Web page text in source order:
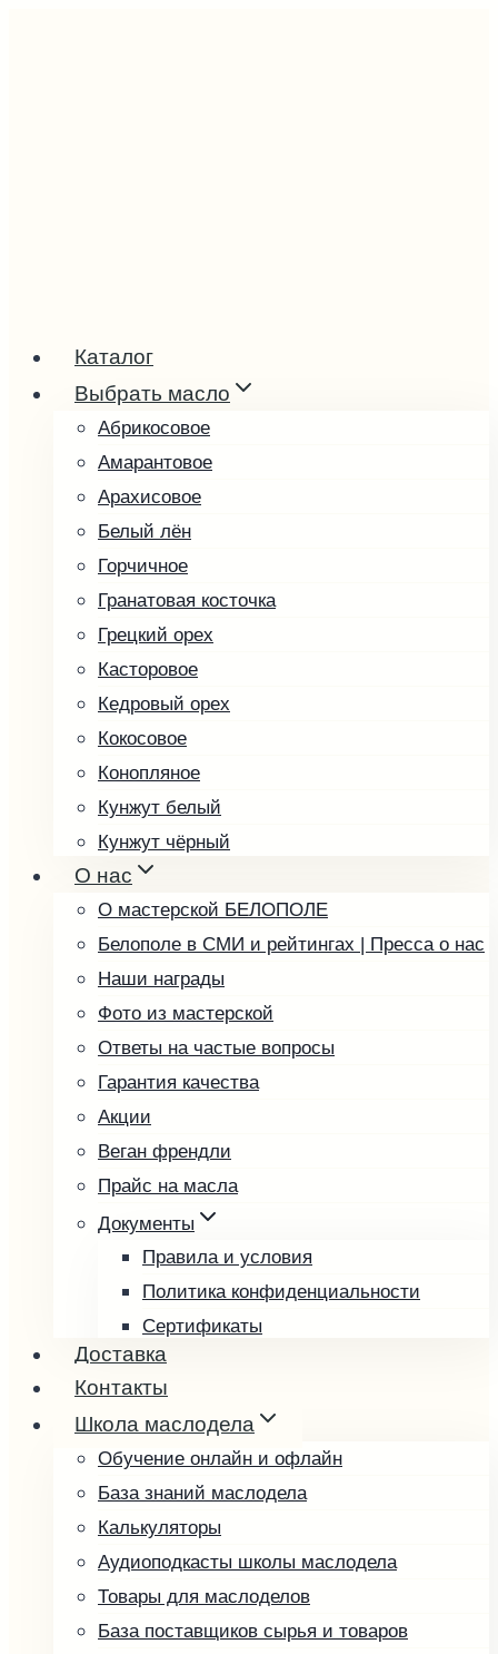
Каталог
Выбрать масло
Абрикосовое
Амарантовое
Арахисовое
Белый лён
Горчичное
Гранатовая косточка
Грецкий орех
Касторовое
Кедровый орех
Кокосовое
Конопляное
Кунжут белый
Кунжут чёрный
Льняное
Маковое
Миндальное
Облепиховое
Подсолнечное
Расторопша
Редечное
Рыжиковое
Тыквенное
Фундучное
Чиа
Чёрный тмин
Пробные наборы
Подарочные наборы
Подарочные карты
Выбрать подарочную карту
Проверить баланс
О нас
О мастерской БЕЛОПОЛЕ
Белополе в СМИ и рейтингах | Пресса о нас
Наши награды
Фото из мастерской
Ответы на частые вопросы
Гарантия качества
Акции
Веган френдли
Прайс на масла
Документы
Правила и условия
Политика конфиденциальности
Сертификаты
Возврат и обмен товара
Доставка
Контакты
Школа маслодела
Обучение онлайн и офлайн
База знаний маслодела
Калькуляторы
Аудиоподкасты школы маслодела
Товары для маслоделов
База поставщиков сырья и товаров